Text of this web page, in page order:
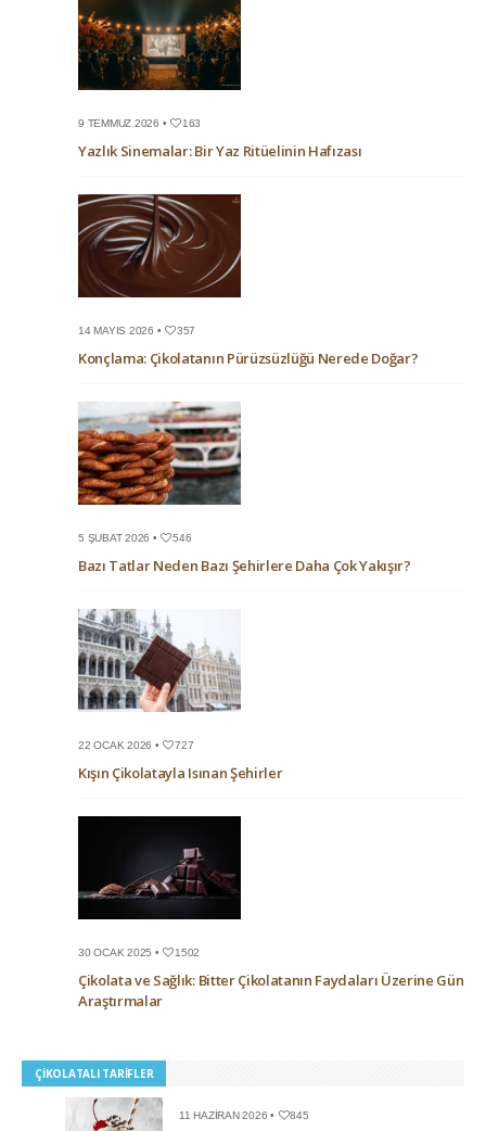
9 TEMMUZ 2026 • 163
Yazlık Sinemalar: Bir Yaz Ritüelinin Hafızası
14 MAYIS 2026 • 357
Konçlama: Çikolatanın Pürüzsüzlüğü Nerede Doğar?
5 ŞUBAT 2026 • 546
Bazı Tatlar Neden Bazı Şehirlere Daha Çok Yakışır?
22 OCAK 2026 • 727
Kışın Çikolatayla Isınan Şehirler
30 OCAK 2025 • 1502
Çikolata ve Sağlık: Bitter Çikolatanın Faydaları Üzerine Güncel
Araştırmalar
ÇIKOLATALI TARIFLER
11 HAZIRAN 2026 • 845